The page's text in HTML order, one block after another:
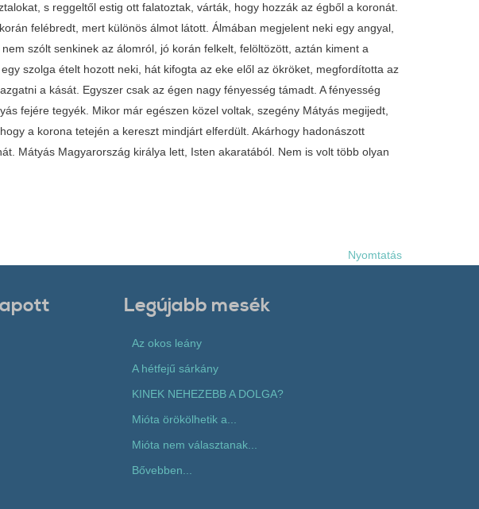
s reggeltől estig ott falatoztak, várták, hogy hozzák az égből a koronát.
felébredt, mert különös álmot látott. Álmában megjelent neki egy angyal,
szólt senkinek az álomról, jó korán felkelt, felöltözött, aztán kiment a
szolga ételt hozott neki, hát kifogta az eke elől az ökröket, megfordította az
a kását. Egyszer csak az égen nagy fényesség támadt. A fényesség
fejére tegyék. Mikor már egészen közel voltak, szegény Mátyás megijedt,
a korona tetején a kereszt mindjárt elferdült. Akárhogy hadonászott
Mátyás Magyarország királya lett, Isten akaratából. Nem is volt több olyan
Nyomtatás
Legújabb mesék
Az okos leány
A hétfejű sárkány
KINEK NEHEZEBB A DOLGA?
Mióta örökölhetik a...
Mióta nem választanak...
Bővebben...